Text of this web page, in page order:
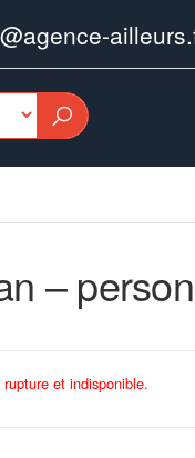
–
et indisponible.